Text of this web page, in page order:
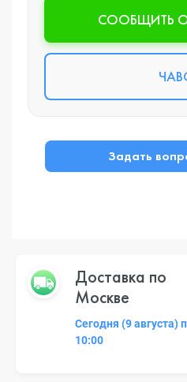
CООБЩИТЬ
Задать
Доставка по
Москве
Сегодня (9 августа)
10:00